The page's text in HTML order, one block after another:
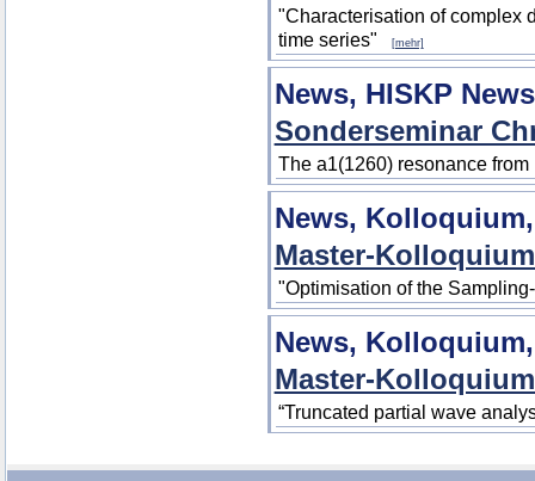
"Characterisation of complex
time series"
[mehr]
News, HISKP
Sonderseminar
The a1(1260) resonance from
News,
Master-
"Optimisation of the
News,
Master-
“Truncated partial wave